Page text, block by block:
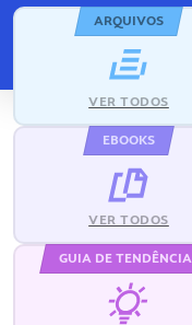
ARQUIVOS
VER TODOS
EBOOKS
VER TODOS
GUIA DE